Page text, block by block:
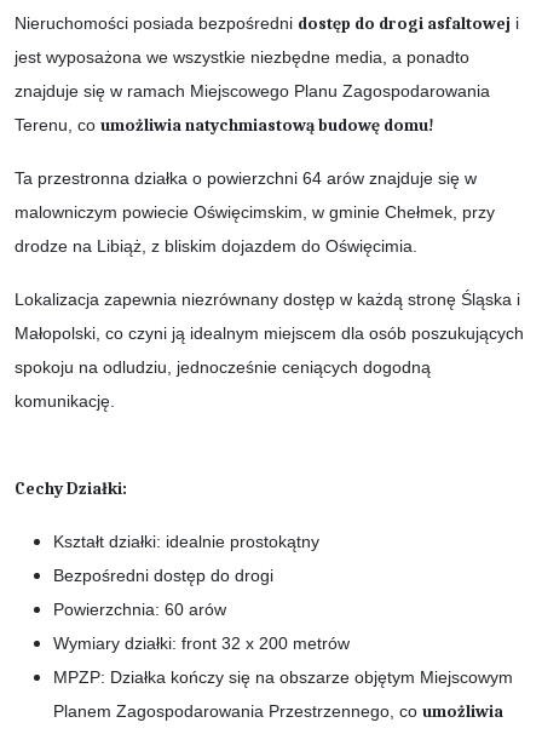
Nieruchomości posiada bezpośredni dostęp do drogi asfaltowej i
jest wyposażona we wszystkie niezbędne media, a ponadto
znajduje się w ramach Miejscowego Planu Zagospodarowania
Terenu, co umożliwia natychmiastową budowę domu!
Ta przestronna działka o powierzchni 64 arów znajduje się w
malowniczym powiecie Oświęcimskim, w gminie Chełmek, przy
drodze na Libiąż, z bliskim dojazdem do Oświęcimia.
Lokalizacja zapewnia niezrównany dostęp w każdą stronę Śląska i
Małopolski, co czyni ją idealnym miejscem dla osób poszukujących
spokoju na odludziu, jednocześnie ceniących dogodną
komunikację.
Cechy Działki:
Kształt działki: idealnie prostokątny
Bezpośredni dostęp do drogi
Powierzchnia: 60 arów
Wymiary działki: front 32 x 200 metrów
MPZP: Działka kończy się na obszarze objętym Miejscowym
Planem Zagospodarowania Przestrzennego, co umożliwia